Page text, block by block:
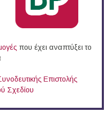
που έχει αναπτύξει το
Επιστολής
Σχεδίου